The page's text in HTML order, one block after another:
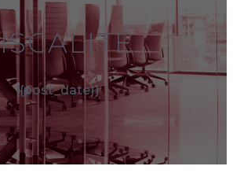
{{post_date}}